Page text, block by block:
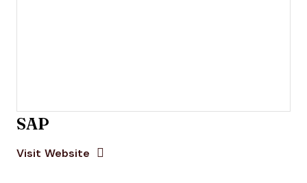
SAP
Visit Website Opens New Window